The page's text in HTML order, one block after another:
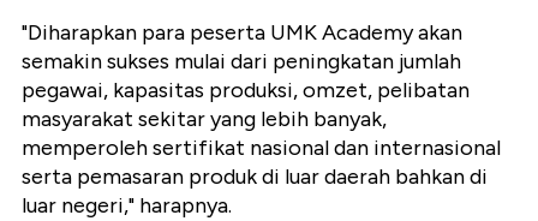
"Diharapkan para peserta UMK Academy akan
semakin sukses mulai dari peningkatan jumlah
pegawai, kapasitas produksi, omzet, pelibatan
masyarakat sekitar yang lebih banyak,
memperoleh sertifikat nasional dan internasional
serta pemasaran produk di luar daerah bahkan di
luar negeri," harapnya.